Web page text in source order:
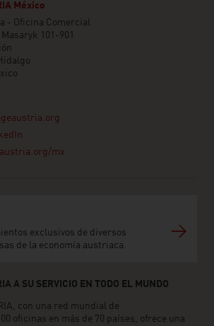
México
- Oficina Comercial
101-901
mx
exclusivos de diversos
de la economía austriaca.
A SU SERVICIO EN TODO EL MUNDO
con una red mundial de
oficinas en más de 70 países, ofrece una